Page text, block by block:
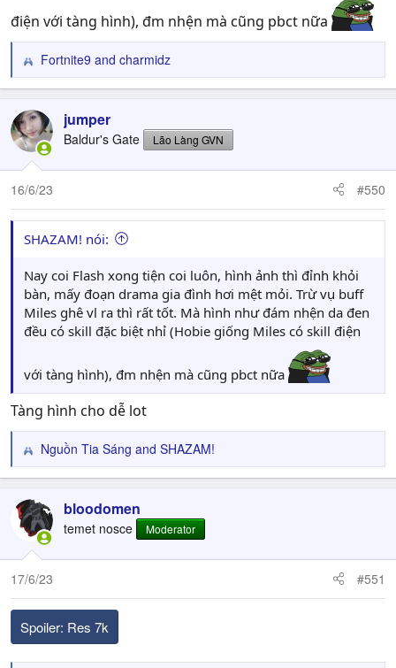
điện với tàng hình), đm nhện mà cũng pbct nữa
R
e
c
t
i
o
n
s
:
Fortnite9 and charmidz
jumper
Baldur's Gate Lão Làng GVN
16/6/23 #550
SHAZAM! nói:
Nay coi Flash xong tiện coi luôn, hình ảnh thì đỉnh khỏi
bàn, mấy đoạn drama gia đình hơi mệt mỏi. Trừ vụ buff
Miles ghê vl ra thì rất tốt. Mà hình như đám nhện da đen
đều có skill đặc biệt nhỉ (Hobie giống Miles có skill điện
với tàng hình), đm nhện mà cũng pbct nữa
Tàng hình cho dễ lot
R
e
c
t
o
n
s
:
Nguồn Tia Sáng and SHAZAM!
bloodomen
temet nosce Moderator
17/6/23 #551
Spoiler: Res 7k